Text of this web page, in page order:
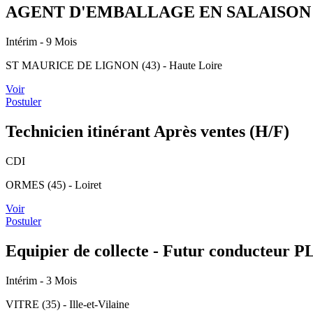
AGENT D'EMBALLAGE EN
Intérim - 9 Mois
ST MAURICE DE LIGNON (43) - Haute Loire
Voir
Postuler
Technicien itinérant Après ventes (H/F)
CDI
ORMES (45) - Loiret
Voir
Postuler
Equipier de collecte - Futur conducteur
Intérim - 3 Mois
VITRE (35) - Ille-et-Vilaine